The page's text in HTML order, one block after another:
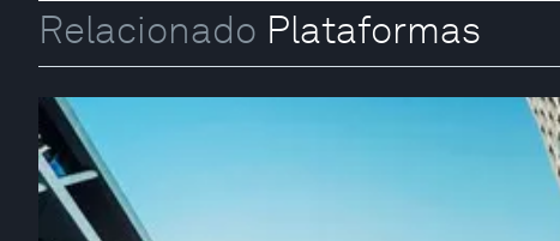
Relacionado Plataformas